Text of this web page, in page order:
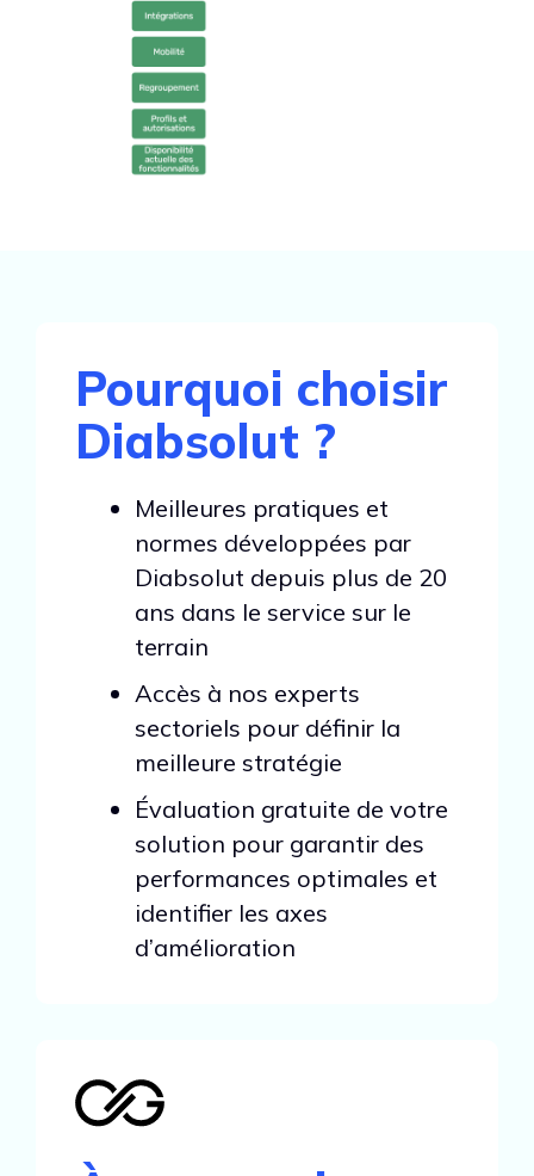
Pourquoi choisir
Diabsolut ?
Meilleures pratiques et
normes développées par
Diabsolut depuis plus de 20
ans dans le service sur le
terrain
Accès à nos experts
sectoriels pour définir la
meilleure stratégie
Évaluation gratuite de votre
solution pour garantir des
performances optimales et
identifier les axes
d’amélioration